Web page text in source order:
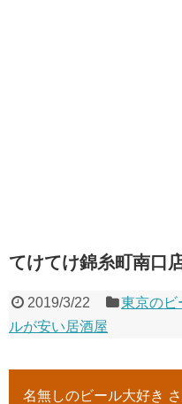
てけてけ錦糸町南口
2019/3/22 東京のビ
ルが安い居酒屋
名無しのビール大好き